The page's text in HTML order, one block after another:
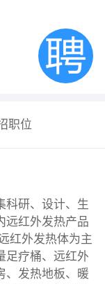
职位
科研、设计、生
远红外发热产品
红外发热体为主
足疗桶、远红外
、发热地板、暖